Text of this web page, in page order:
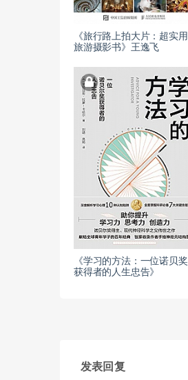
《旅行路上拍大片：超实用
旅游摄影书》王逸飞
《学习的方法：一位诺贝奖
获得者的人生忠告》
发表回复